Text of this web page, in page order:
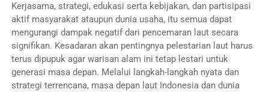
Kerjasama, strategi, edukasi serta kebijakan, dan partisipasi
aktif masyarakat ataupun dunia usaha, itu semua dapat
mengurangi dampak negatif dari pencemaran laut secara
signifikan. Kesadaran akan pentingnya pelestarian laut harus
terus dipupuk agar warisan alam ini tetap lestari untuk
generasi masa depan. Melalui langkah-langkah nyata dan
strategi terrencana, masa depan laut Indonesia dan dunia